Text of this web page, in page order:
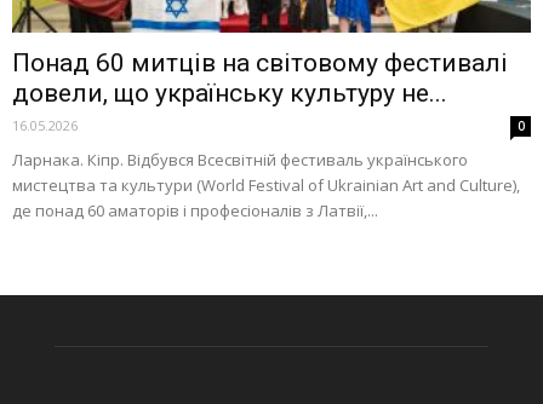
Понад 60 митців на світовому фестивалі
довели, що українську культуру не...
16.05.2026 0
Ларнака. Кіпр. Відбувся Всесвітній фестиваль українського
мистецтва та культури (World Festival of Ukrainian Art and Culture),
де понад 60 аматорів і професіоналів з Латвії,...